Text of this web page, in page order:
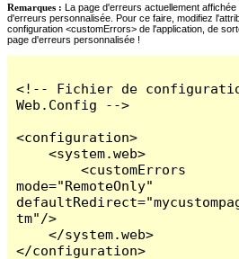
Remarques : La page d'erreurs actuellement
d'erreurs personnalisée. Pour ce faire, modifiez
configuration <customErrors> de l'application, de
page d'erreurs personnalisée !
<!-- Fichier de
Web.Config -->
<configuration>
    <system.web>
        <customErrors
mode="RemoteOnly"
tm"/>
    </system.web>
</configuration>